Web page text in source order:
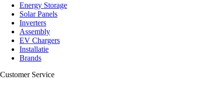
Energy Storage
Solar Panels
Inverters
Assembly
EV Chargers
Installatie
Brands
Customer Service